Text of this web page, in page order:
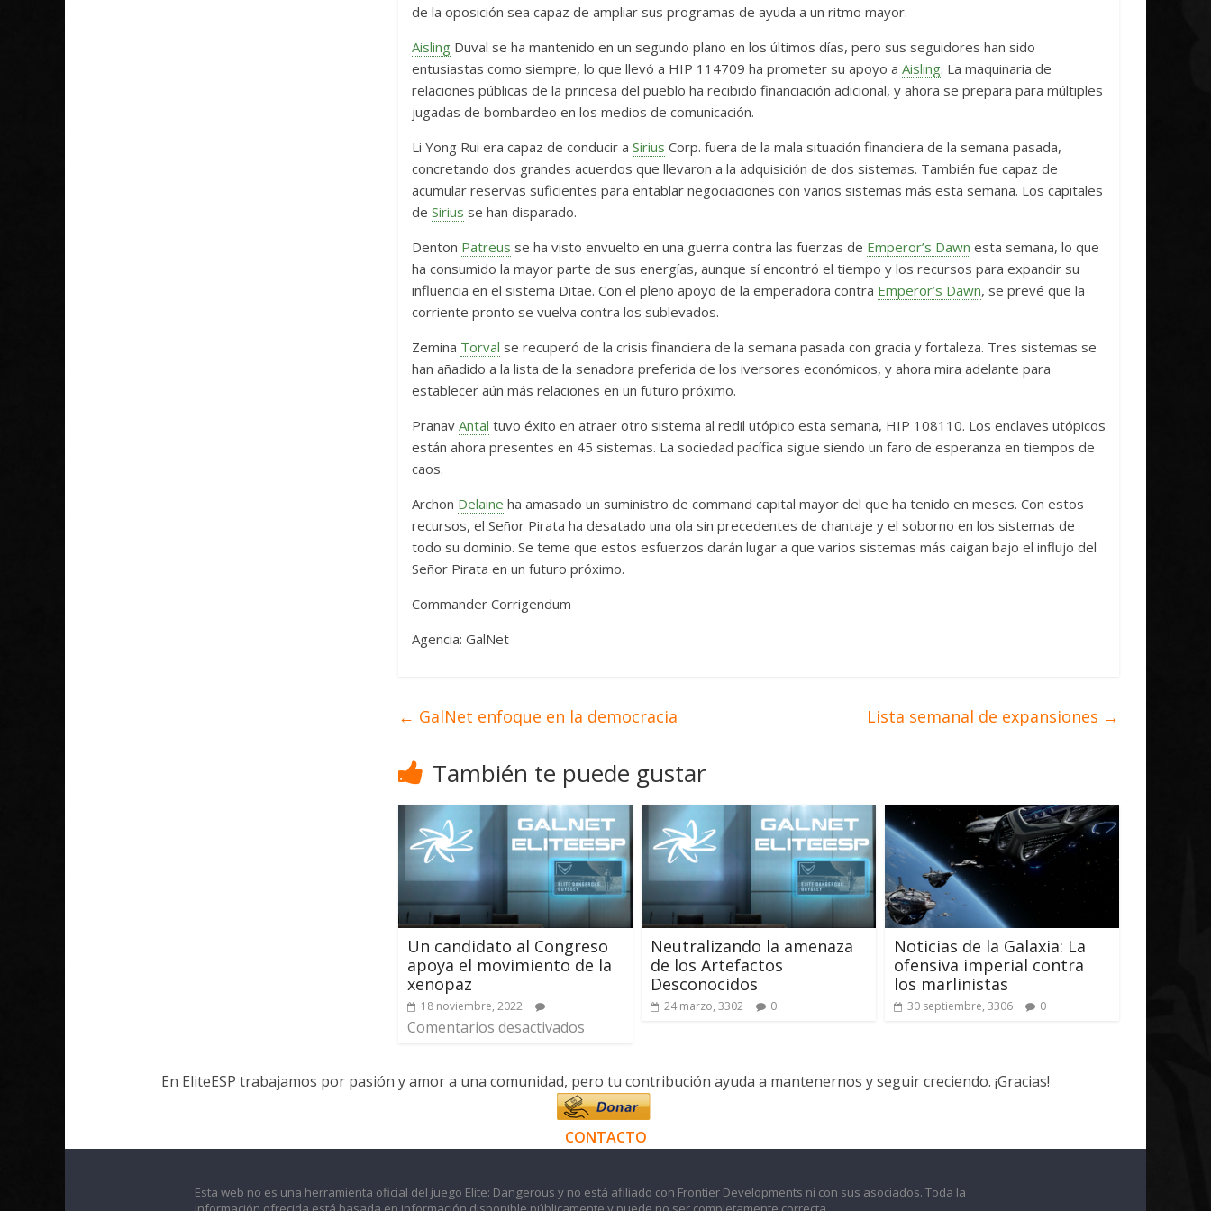
de la oposición sea capaz de ampliar sus programas de ayuda a un ritmo mayor.
Aisling Duval se ha mantenido en un segundo plano en los últimos días, pero sus seguidores han sido
entusiastas como siempre, lo que llevó a HIP 114709 ha prometer su apoyo a Aisling. La maquinaria de
relaciones públicas de la princesa del pueblo ha recibido financiación adicional, y ahora se prepara para múltiples
jugadas de bombardeo en los medios de comunicación.
Li Yong Rui era capaz de conducir a Sirius Corp. fuera de la mala situación financiera de la semana pasada,
concretando dos grandes acuerdos que llevaron a la adquisición de dos sistemas. También fue capaz de
acumular reservas suficientes para entablar negociaciones con varios sistemas más esta semana. Los capitales
de Sirius se han disparado.
Denton Patreus se ha visto envuelto en una guerra contra las fuerzas de Emperor’s Dawn esta semana, lo que
ha consumido la mayor parte de sus energías, aunque sí encontró el tiempo y los recursos para expandir su
influencia en el sistema Ditae. Con el pleno apoyo de la emperadora contra Emperor’s Dawn, se prevé que la
corriente pronto se vuelva contra los sublevados.
Zemina Torval se recuperó de la crisis financiera de la semana pasada con gracia y fortaleza. Tres sistemas se
han añadido a la lista de la senadora preferida de los iversores económicos, y ahora mira adelante para
establecer aún más relaciones en un futuro próximo.
Pranav Antal tuvo éxito en atraer otro sistema al redil utópico esta semana, HIP 108110. Los enclaves utópicos
están ahora presentes en 45 sistemas. La sociedad pacífica sigue siendo un faro de esperanza en tiempos de
caos.
Archon Delaine ha amasado un suministro de command capital mayor del que ha tenido en meses. Con estos
recursos, el Señor Pirata ha desatado una ola sin precedentes de chantaje y el soborno en los sistemas de
todo su dominio. Se teme que estos esfuerzos darán lugar a que varios sistemas más caigan bajo el influjo del
Señor Pirata en un futuro próximo.
Commander Corrigendum
Agencia: GalNet
← GalNet enfoque en la democracia Lista semanal de expansiones →
También te puede gustar
Un candidato al Congreso
apoya el movimiento de la
xenopaz
18 noviembre, 2022
Comentarios desactivados
Neutralizando la amenaza
de los Artefactos
Desconocidos
24 marzo, 3302 0
Noticias de la Galaxia: La
ofensiva imperial contra
los marlinistas
30 septiembre, 3306 0
En EliteESP trabajamos por pasión y amor a una comunidad, pero tu contribución ayuda a mantenernos y seguir creciendo. ¡Gracias!
CONTACTO
Esta web no es una herramienta oficial del juego Elite: Dangerous y no está afiliado con Frontier Developments ni con sus asociados. Toda la